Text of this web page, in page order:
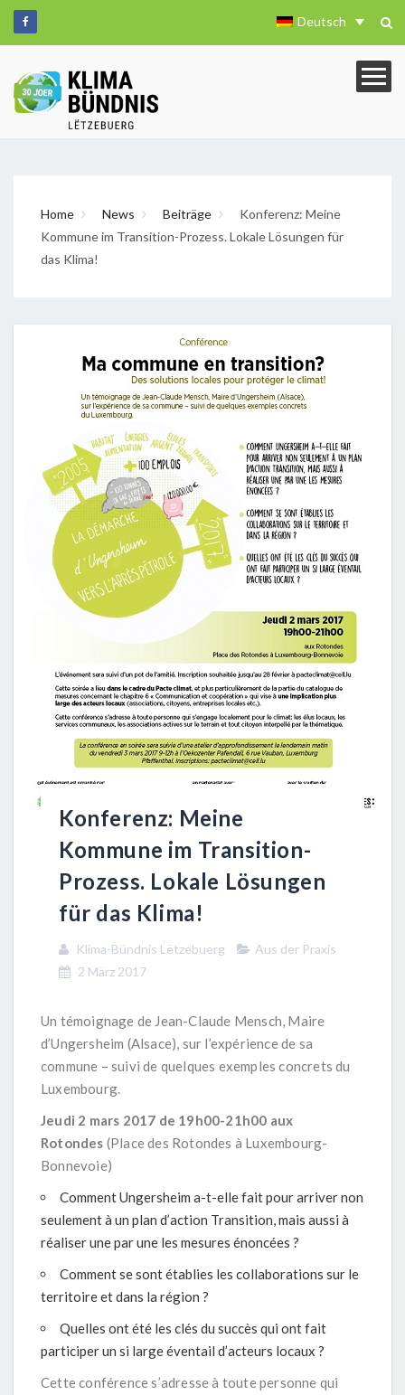
Deutsch
Home News Beiträge
Konferenz: Meine
Kommune im Transition-Prozess. Lokale Lösungen für
das Klima!
Konferenz: Meine
Kommune im Transition-
Prozess. Lokale Lösungen
für das Klima!
Klima-Bündnis Lëtzebuerg
Aus der Praxis
2 März 2017
Un témoignage de Jean-Claude Mensch, Maire
d’Ungersheim (Alsace), sur l’expérience de sa
commune – suivi de quelques exemples concrets du
Luxembourg.
Jeudi 2 mars 2017 de 19h00-21h00 aux
Rotondes (Place des Rotondes à Luxembourg-
Bonnevoie)
Comment Ungersheim a-t-elle fait pour arriver non
seulement à un plan d’action Transition, mais aussi à
réaliser une par une les mesures énoncées ?
Comment se sont établies les collaborations sur le
territoire et dans la région ?
Quelles ont été les clés du succès qui ont fait
participer un si large éventail d’acteurs locaux ?
Cette conférence s’adresse à toute personne qui